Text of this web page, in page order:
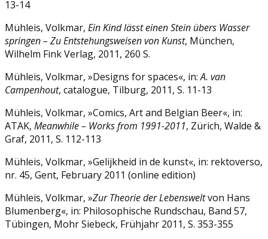
13-14
Mühleis, Volkmar, Ein Kind lässt einen Stein übers Wasser
springen – Zu Entstehungsweisenvon Kunst, München,
Wilhelm Fink Verlag, 2011, 260 S.
Mühleis, Volkmar, »Designs for spaces«, in:A. van
Campenhout, catalogue, Tilburg, 2011, S. 11-13
Mühleis, Volkmar, »Comics, Art and Belgian Beer«, in:
ATAK, Meanwhile – Works from 1991-2011, Zürich, Walde &
Graf, 2011, S. 112-113
Mühleis, Volkmar, »Gelijkheid in de kunst«, in: rektoverso,
nr. 45, Gent, February 2011 (online edition)
Mühleis, Volkmar, »Zur Theorie der Lebensweltvon Hans
Blumenberg«, in: Philosophische Rundschau, Band 57,
Tübingen, Mohr Siebeck, Frühjahr 2011, S. 353-355